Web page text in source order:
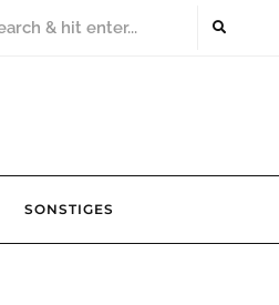
SONSTIGES